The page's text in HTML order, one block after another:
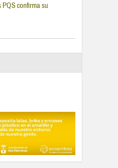
confirma su